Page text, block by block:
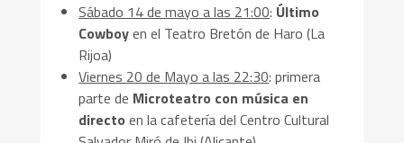
Sábado 14 de mayo a las 21:00: Último
Cowboyen el Teatro Bretón de Haro (La
Rijoa)
Viernes 20 de Mayo a las 22:30: primera
parte de Microteatro con música en
directo en la cafetería del Centro Cultural